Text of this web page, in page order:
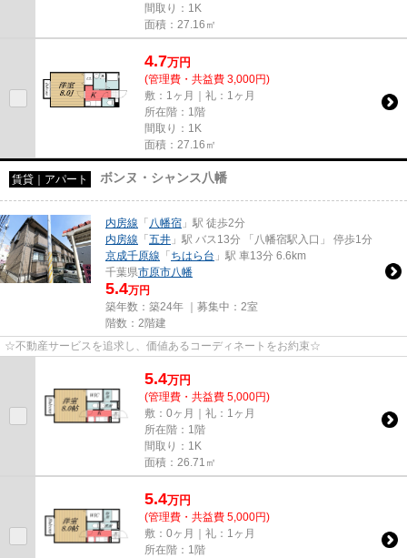
間取り：1K
面積：27.16㎡
4.7万円
(管理費・共益費 3,000円)
敷：1ヶ月｜礼：1ヶ月
所在階：1階
間取り：1K
面積：27.16㎡
賃貸｜アパート ボンヌ・シャンス八幡
内房線 「 八幡宿 」駅 徒歩2分
内房線 「 五井 」駅 バス13分 「八幡宿駅入口」 停歩1分
京成千原線 「 ちはら台 」駅 車13分 6.6km
千葉県市原市八幡
5.4万円
築年数：築24年 ｜募集中： 2室
階数：2階建
☆不動産サービスを追求し、価値あるコーディネートをお約束☆
5.4万円
(管理費・共益費 5,000円)
敷：0ヶ月｜礼：1ヶ月
所在階：1階
間取り：1K
面積：26.71㎡
5.4万円
(管理費・共益費 5,000円)
敷：0ヶ月｜礼：1ヶ月
所在階：1階